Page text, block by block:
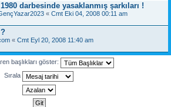
darbesinde yasaklanmış şarkıları !
« Cmt Eki 04, 2008 00:11 am
« Cmt Eyl 20, 2008 11:40 am
başlıkları göster:
Sırala